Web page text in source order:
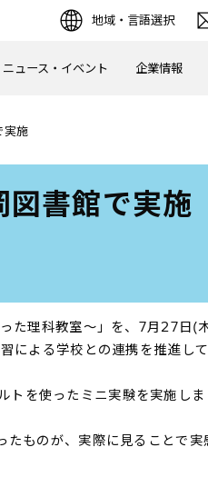
地域・言語選択
ニュース・イベント 企業情報
実施
書館で実施
た理科教室～」を、7月27日(
による学校との連携を推進し
を使ったミニ実験を実施し
ものが、実際に見ることで